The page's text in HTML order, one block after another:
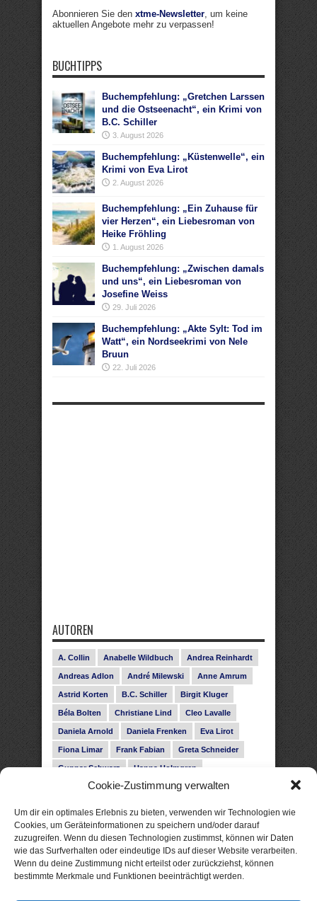
Cookie-Zustimmung verwalten
Um dir ein optimales Erlebnis zu bieten, verwenden wir Technologien wie
Cookies, um Geräteinformationen zu speichern und/oder darauf
zuzugreifen. Wenn du diesen Technologien zustimmst, können wir Daten
wie das Surfverhalten oder eindeutige IDs auf dieser Website verarbeiten.
Wenn du deine Zustimmung nicht erteilst oder zurückziehst, können
bestimmte Merkmale und Funktionen beeinträchtigt werden.
Abonnieren Sie den xtme-Newsletter, um keine
aktuellen Angebote mehr zu verpassen!
BUCHTIPPS
Buchempfehlung: „Gretchen Larssen
und die Ostseenacht“, ein Krimi von
B.C. Schiller
3. August 2026
Buchempfehlung: „Küstenwelle“, ein
Krimi von Eva Lirot
2. August 2026
Buchempfehlung: „Ein Zuhause für
vier Herzen“, ein Liebesroman von
Heike Fröhling
1. August 2026
Buchempfehlung: „Zwischen damals
und uns“, ein Liebesroman von
Josefine Weiss
29. Juli 2026
Buchempfehlung: „Akte Sylt: Tod im
Watt“, ein Nordseekrimi von Nele
Bruun
22. Juli 2026
AUTOREN
A. Collin Anabelle Wildbuch Andrea Reinhardt
Andreas Adlon André Milewski Anne Amrum
Astrid Korten B.C. Schiller Birgit Kluger
Béla Bolten Christiane Lind Cleo Lavalle
Daniela Arnold Daniela Frenken Eva Lirot
Fiona Limar Frank Fabian Greta Schneider
Gunnar Schwarz Hanna Holmgren
Heike Fröhling Ina Glahe Ivo Pala J. Vellguth
Leonie Haubrich Lilly Labord Livia Pipes
Malin Blunk Marcus Hünnebeck Martin Krist
Melisa Schwermer Nele Bruun Nika Lubitsch
Noah Fitz Nora Amelie René Junge